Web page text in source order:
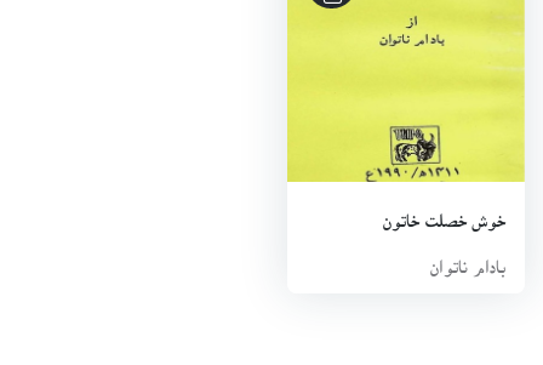
جو روپ ڏنو. بادام ناتوان کي سنڌي ٻوليءَ سان گڏوگڏ، اردو، فارسي
خوش خصلت خاتون
بادام ناتوان